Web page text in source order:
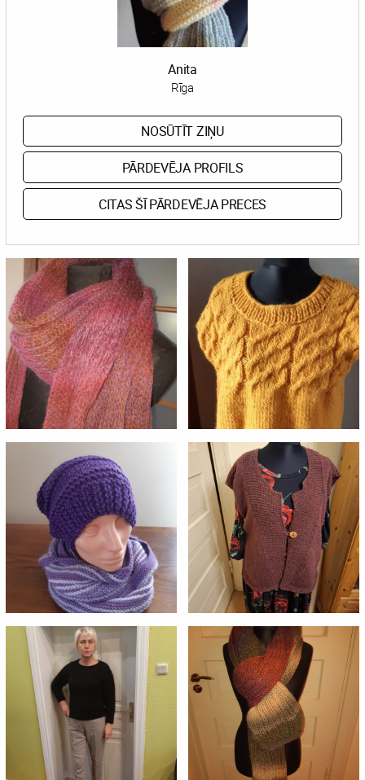
Anita
Rīga
NOSŪTĪT ZIŅU
PĀRDEVĒJA PROFILS
CITAS ŠĪ PĀRDEVĒJA PRECES